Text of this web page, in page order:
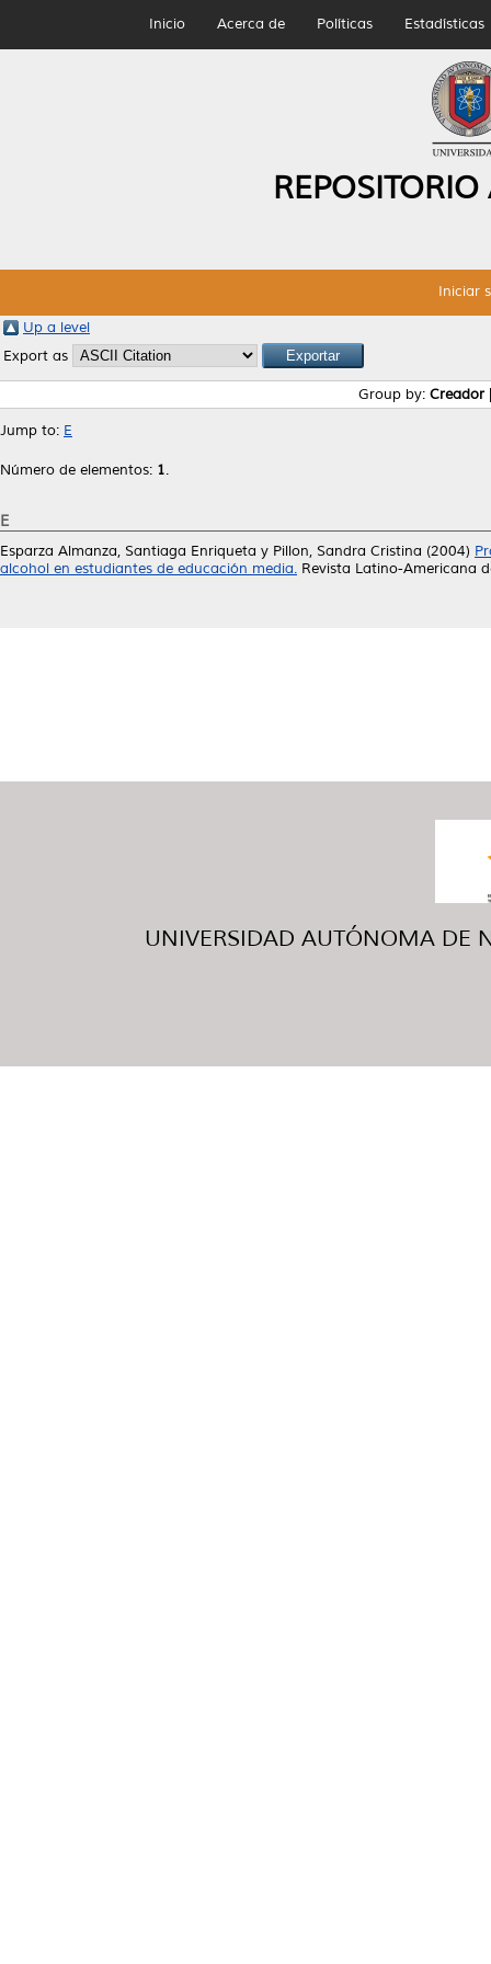
Inicio Acerca de Políticas Estadísticas
Iniciar
Up a level
Export as
Group by: Creador
Jump to: E
Número de elementos: 1.
E
Esparza Almanza, Santiaga Enriqueta y Pillon, Sandra Cristina (2004)
alcohol en estudiantes de educación media. Revista Latino-Americana
UNIVERSIDAD AUTÓNOMA DE